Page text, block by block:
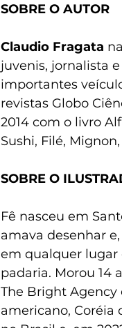
SOBRE O AUTOR
Claudio Fragata
juvenis, jornalista
importantes
revistas Globo
2014 com o livro
Sushi, Filé,
SOBRE O
Fê nasceu em
amava desenhar
em qualquer lugar
padaria. Morou 14
The Bright Agency
americano, Coréia